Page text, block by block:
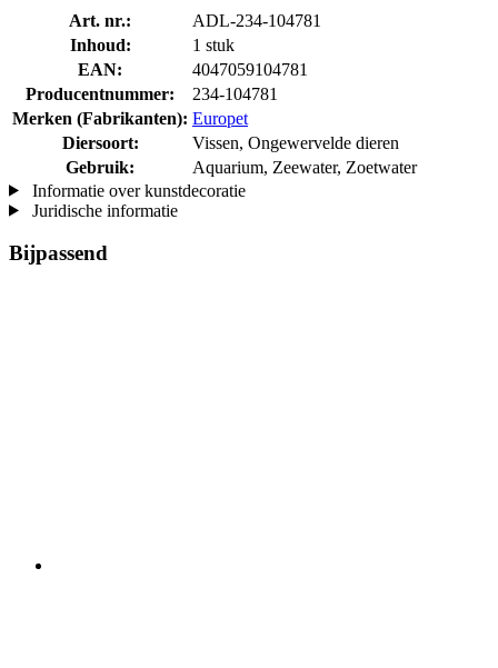
Art. nr.:
ADL-234-104781
Inhoud:
1 stuk
EAN:
4047059104781
Producentnummer:
234-104781
Merken (Fabrikanten): Europet
Diersoort:
Vissen, Ongewervelde dieren
Gebruik:
Aquarium, Zeewater, Zoetwater
Informatie over kunstdecoratie
Juridische informatie
Bijpassend